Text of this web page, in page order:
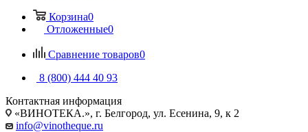
Корзина0
Отложенные0
Сравнение товаров0
8 (800) 444 40 93
Контактная информация
«ВИНОТЕКА.», г. Белгород, ул. Есенина, 9, к 2
info@vinotheque.ru